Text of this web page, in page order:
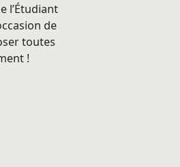
l’Étudiant
de
toutes
!